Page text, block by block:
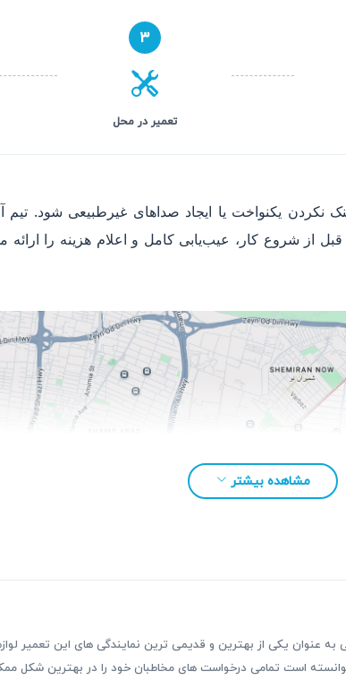
۳
تعمیر در محل
شروع کار، عیب‌یابی کامل و اعلام هزینه را ارائه
مشاهده بیشتر
تعمیرات لوازم خانگی به عنوان یکی از بهترین و قدیمی ترین نمایندگی های این
توانسته است تمامی درخواست های مخاطبان خود را در بهترین